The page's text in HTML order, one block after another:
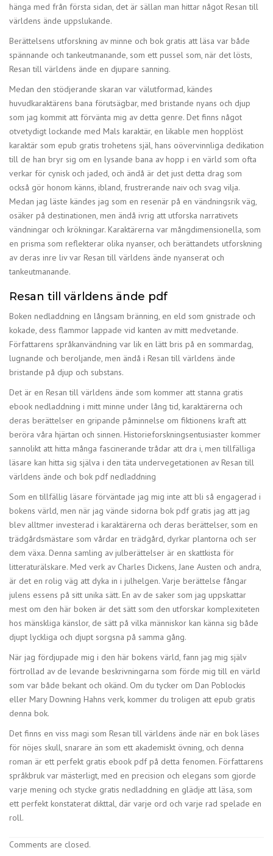
hänga med från första sidan, det är sällan man hittar något Resan till
världens ände uppslukande.
Berättelsens utforskning av minne och bok gratis att läsa var både
spännande och tankeutmanande, som ett pussel som, när det lösts,
Resan till världens ände en djupare sanning.
Medan den stödjerande skaran var välutformad, kändes
huvudkaraktärens bana förutsägbar, med bristande nyans och djup
som jag kommit att förvänta mig av detta genre. Det finns något
otvetydigt lockande med Mals karaktär, en likable men hopplöst
karaktär som epub gratis trohetens själ, hans oövervinnliga dedikation
till de han bryr sig om en lysande bana av hopp i en värld som ofta
verkar för cynisk och jaded, och ändå är det just detta drag som
också gör honom känns, ibland, frustrerande naiv och svag vilja.
Medan jag läste kändes jag som en resenär på en vändningsrik väg,
osäker på destinationen, men ändå ivrig att utforska narrativets
vändningar och krökningar. Karaktärerna var mångdimensionella, som
en prisma som reflekterar olika nyanser, och berättandets utforskning
av deras inre liv var Resan till världens ände nyanserat och
tankeutmanande.
Resan till världens ände pdf
Boken nedladdning en långsam bränning, en eld som gnistrade och
kokade, dess flammor lappade vid kanten av mitt medvetande.
Författarens språkanvändning var lik en lätt bris på en sommardag,
lugnande och beroljande, men ändå i Resan till världens ände
bristande på djup och substans.
Det är en Resan till världens ände som kommer att stanna gratis
ebook nedladdning i mitt minne under lång tid, karaktärerna och
deras berättelser en gripande påminnelse om fiktionens kraft att
beröra våra hjärtan och sinnen. Historieforskningsentusiaster kommer
sannolikt att hitta många fascinerande trådar att dra i, men tillfälliga
läsare kan hitta sig själva i den täta undervegetationen av Resan till
världens ände och bok pdf nedladdning
Som en tillfällig läsare förväntade jag mig inte att bli så engagerad i
bokens värld, men när jag vände sidorna bok pdf gratis jag att jag
blev alltmer investerad i karaktärerna och deras berättelser, som en
trädgårdsmästare som vårdar en trädgård, dyrkar plantorna och ser
dem växa. Denna samling av julberättelser är en skattkista för
litteraturälskare. Med verk av Charles Dickens, Jane Austen och andra,
är det en rolig väg att dyka in i julhelgen. Varje berättelse fångar
julens essens på sitt unika sätt. En av de saker som jag uppskattar
mest om den här boken är det sätt som den utforskar komplexiteten
hos mänskliga känslor, de sätt på vilka människor kan känna sig både
djupt lyckliga och djupt sorgsna på samma gång.
När jag fördjupade mig i den här bokens värld, fann jag mig själv
förtrollad av de levande beskrivningarna som förde mig till en värld
som var både bekant och okänd. Om du tycker om Dan Poblockis
eller Mary Downing Hahns verk, kommer du troligen att epub gratis
denna bok.
Det finns en viss magi som Resan till världens ände när en bok läses
för nöjes skull, snarare än som ett akademiskt övning, och denna
roman är ett perfekt gratis ebook pdf på detta fenomen. Författarens
språkbruk var mästerligt, med en precision och elegans som gjorde
varje mening och stycke gratis nedladdning en glädje att läsa, som
ett perfekt konstaterat dikttal, där varje ord och varje rad spelade en
roll.
Comments are closed.